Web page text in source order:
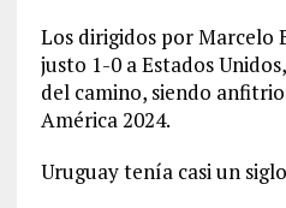
Los dirigidos por Marcelo
justo 1-0 a Estados
del camino, siendo
América 2024.
Uruguay tenía casi un